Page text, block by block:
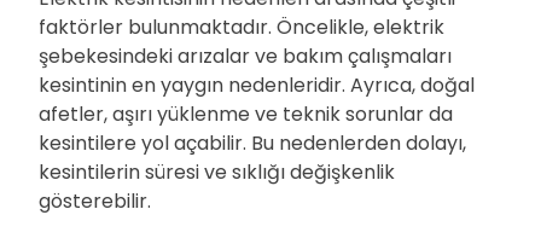
faktörler bulunmaktadır. Öncelikle, elektrik
şebekesindeki arızalar ve bakım çalışmaları
kesintinin en yaygın nedenleridir. Ayrıca, doğal
afetler, aşırı yüklenme ve teknik sorunlar da
kesintilere yol açabilir. Bu nedenlerden dolayı,
kesintilerin süresi ve sıklığı değişkenlik
gösterebilir.